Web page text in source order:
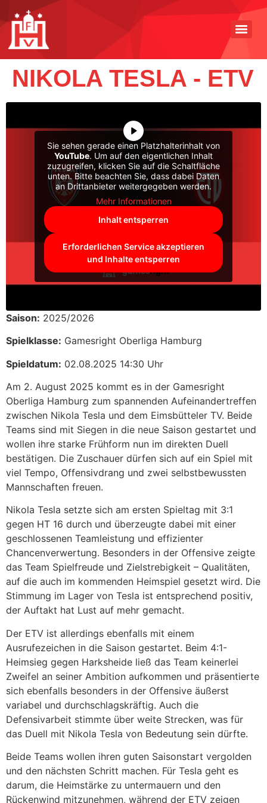
NIKOLA TESLA - ETV
Sie sehen gerade einen Platzhalterinhalt von
YouTube. Um auf den eigentlichen Inhalt
zuzugreifen, klicken Sie auf die Schaltfläche
unten. Bitte beachten Sie, dass dabei Daten
an Drittanbieter weitergegeben werden.
Mehr Informationen
Inhalt entsperren
Erforderlichen Service akzeptieren
und Inhalte entsperren
Saison: 2025/2026
Spielklasse: Gamesright Oberliga Hamburg
Spieldatum: 02.08.2025 14:30 Uhr
Am 2. August 2025 kommt es in der Gamesright
Oberliga Hamburg zum spannenden Aufeinandertreffen
zwischen Nikola Tesla und dem Eimsbütteler TV. Beide
Teams sind mit Siegen in die neue Saison gestartet und
wollen ihre starke Frühform nun im direkten Duell
bestätigen. Die Zuschauer dürfen sich auf ein Spiel mit
viel Tempo, Offensivdrang und zwei selbstbewussten
Mannschaften freuen.
Nikola Tesla setzte sich am ersten Spieltag mit 3:1
gegen HT 16 durch und überzeugte dabei mit einer
geschlossenen Teamleistung und effizienter
Chancenverwertung. Besonders in der Offensive zeigte
das Team Spielfreude und Zielstrebigkeit – Qualitäten,
auf die auch im kommenden Heimspiel gesetzt wird. Die
Stimmung im Lager von Tesla ist entsprechend positiv,
der Auftakt hat Lust auf mehr gemacht.
Der ETV ist allerdings ebenfalls mit einem
Ausrufezeichen in die Saison gestartet. Beim 4:1-
Heimsieg gegen Harksheide ließ das Team keinerlei
Zweifel an seiner Ambition aufkommen und präsentierte
sich ebenfalls besonders in der Offensive äußerst
variabel und durchschlagskräftig. Auch die
Defensivarbeit stimmte über weite Strecken, was für
das Duell mit Nikola Tesla von Bedeutung sein dürfte.
Beide Teams wollen ihren guten Saisonstart vergolden
und den nächsten Schritt machen. Für Tesla geht es
darum, die Heimstärke zu untermauern und den
Rückenwind mitzunehmen, während der ETV zeigen